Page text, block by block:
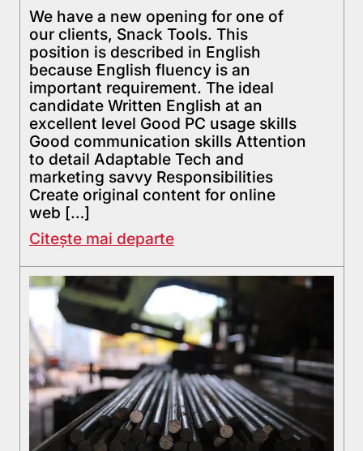
We have a new opening for one of
our clients, Snack Tools. This
position is described in English
because English fluency is an
important requirement. The ideal
candidate Written English at an
excellent level Good PC usage skills
Good communication skills Attention
to detail Adaptable Tech and
marketing savvy Responsibilities
Create original content for online
web […]
Citește mai departe